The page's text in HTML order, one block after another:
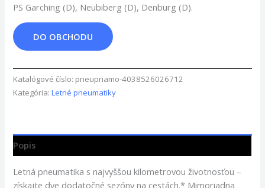
PS Garching (D), Neubiberg (D), Denburg (D).
DO OBCHODU
Katalógové číslo: pneupriamo-4038526026712
Kategória:Letné pneumatiky
Popis
Letná pneumatika s najvyššou kilometrovou životnosťou –
získajte dve dodatočné sezóny na cestách.* Mimoriadna